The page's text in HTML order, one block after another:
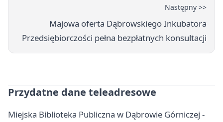
Następny >>
Majowa oferta Dąbrowskiego Inkubatora
Przedsiębiorczości pełna bezpłatnych konsultacji
Przydatne dane teleadresowe
Miejska Biblioteka Publiczna w Dąbrowie Górniczej -